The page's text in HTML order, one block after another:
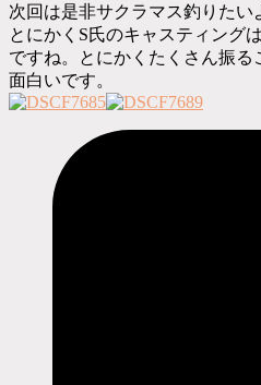
次回は是非サクラマス釣りたい
とにかくS氏のキャスティング
ですね。とにかくたくさん振る
面白いです。